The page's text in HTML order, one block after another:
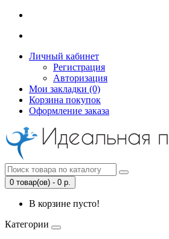
Личный кабинет
Регистрация
Авторизация
Мои закладки (0)
Корзина покупок
Оформление заказа
0 товар(ов) - 0 р.
В корзине пусто!
Категории